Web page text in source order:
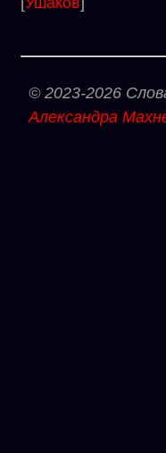
© 2023-2026
Александра